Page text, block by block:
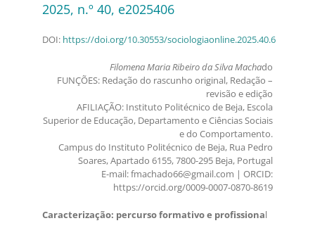
2025, n.º 40, e2025406
DOI: https://doi.org/10.30553/sociologiaonline.2025.40.6
Filomena Maria Ribeiro da Silva Machado
FUNÇÕES: Redação do rascunho original, Redação –
revisão e edição
AFILIAÇÃO: Instituto Politécnico de Beja, Escola
Superior de Educação, Departamento e Ciências Sociais
e do Comportamento.
Campus do Instituto Politécnico de Beja, Rua Pedro
Soares, Apartado 6155, 7800-295 Beja, Portugal
E-mail: fmachado66@gmail.com | ORCID:
https://orcid.org/0009-0007-0870-8619
Caracterização: percurso formativo e profissional